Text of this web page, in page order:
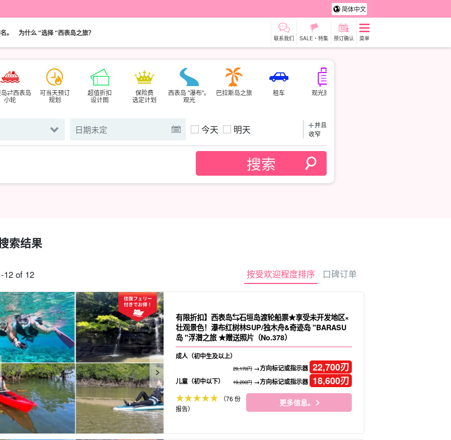
简体中文
。 为什么 "选择 "西表岛之旅？
联系我们 SALE・特集 预订确认 菜单
⇄西表岛
小轮
可当天预订
规划
超值折扣
设计图
保险费
选定计划
西表岛 "瀑布"。
观光
巴拉斯岛之旅 租车 观光旅游
今天 明天
并且
收窄
规划
索结果
12 of 12 按受欢迎程度排序 口碑订单
有限折扣】西表岛⇆石垣岛渡轮船票★享受未开发地区×
壮观景色！瀑布红树林SUP/独木舟&奇迹岛 "BARASU
岛 "浮潜之旅 ★赠送照片（No.378）
成人（初中生及以上）
29,170円→方向标记或指示器 22,700刃
儿童（初中以下） 19,200円→方向标记或指示器 18,600刃
（76 份
报告）
更多信息。